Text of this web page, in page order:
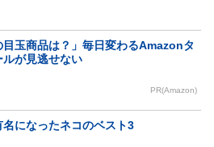
目玉商品は？」毎日変わるAmazonタ
ルが見逃せない
PR(Amazon)
名になったネコのベスト3